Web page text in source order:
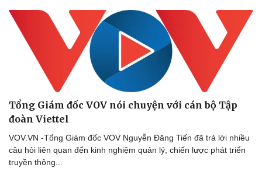
Tổng Giám đốc VOV nói chuyện với cán bộ Tập
đoàn Viettel
VOV.VN -Tổng Giám đốc VOV Nguyễn Đăng Tiến đã trả lời nhiều
câu hỏi liên quan đến kinh nghiệm quản lý, chiến lược phát triển
truyền thông...